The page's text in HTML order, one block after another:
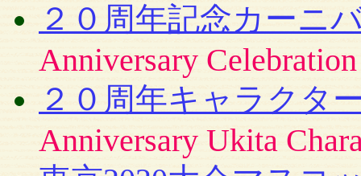
２０周年記念カーニ
Anniversary Celebration
２０周年キャラクタ
Anniversary Ukita